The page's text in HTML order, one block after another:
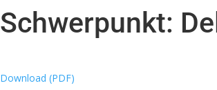
Schwerpunkt:
Download (PDF)